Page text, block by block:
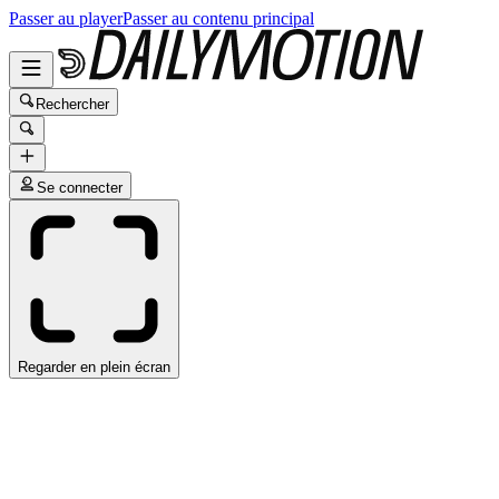
Passer au playerPasser au contenu principal
Rechercher
Se connecter
Regarder en plein écran